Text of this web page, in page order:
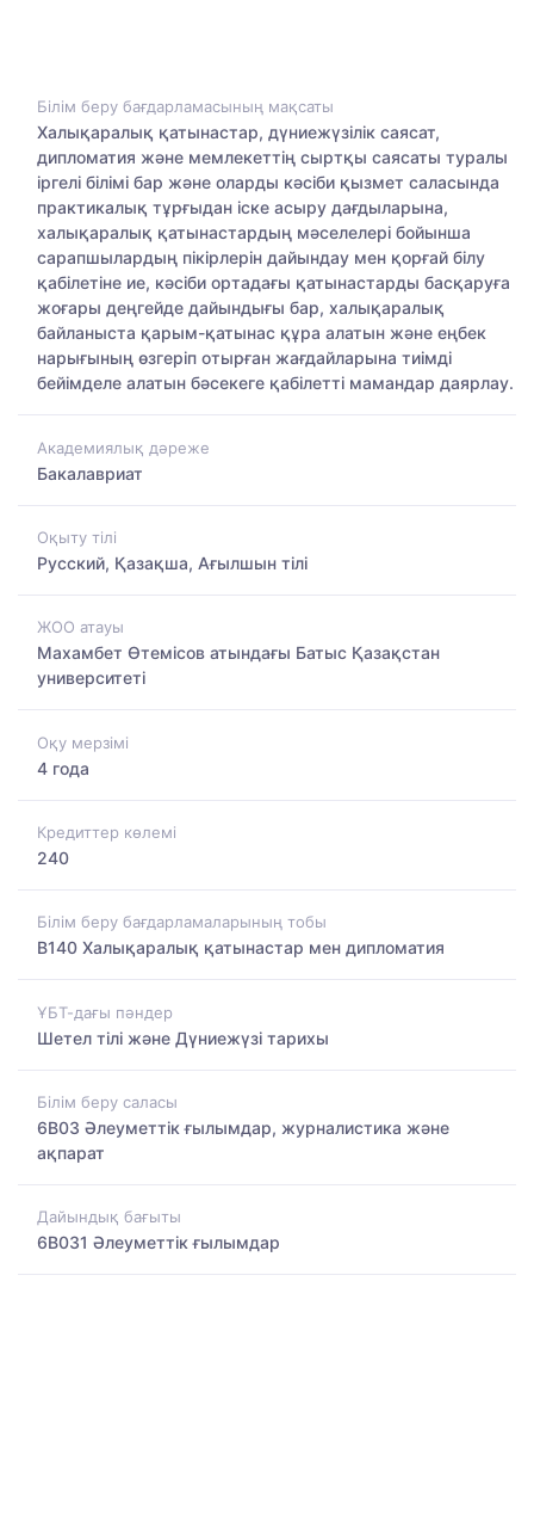
Білім беру бағдарламасының мақсаты
Халықаралық қатынастар, дүниежүзілік саясат,
дипломатия және мемлекеттің сыртқы саясаты туралы
іргелі білімі бар және оларды кәсіби қызмет саласында
практикалық тұрғыдан іске асыру дағдыларына,
халықаралық қатынастардың мәселелері бойынша
сарапшылардың пікірлерін дайындау мен қорғай білу
қабілетіне ие, кәсіби ортадағы қатынастарды басқаруға
жоғары деңгейде дайындығы бар, халықаралық
байланыста қарым-қатынас құра алатын және еңбек
нарығының өзгеріп отырған жағдайларына тиімді
бейімделе алатын бәсекеге қабілетті мамандар даярлау.
Академиялық дәреже
Бакалавриат
Оқыту тілі
Русский, Қазақша, Ағылшын тілі
ЖОО атауы
Махамбет Өтемісов атындағы Батыс Қазақстан
университеті
Оқу мерзімі
4 года
Кредиттер көлемі
240
Білім беру бағдарламаларының тобы
B140 Халықаралық қатынастар мен дипломатия
ҰБТ-дағы пәндер
Шетел тілі және Дүниежүзі тарихы
Білім беру саласы
6B03 Әлеуметтік ғылымдар, журналистика және
ақпарат
Дайындық бағыты
6B031 Әлеуметтік ғылымдар